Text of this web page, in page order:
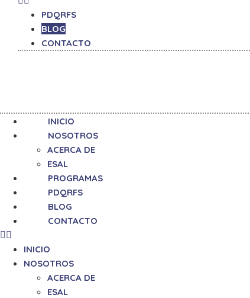
PDQRFS
BLOG
CONTACTO
INICIO
NOSOTROS
ACERCA DE
ESAL
PROGRAMAS
PDQRFS
BLOG
CONTACTO
INICIO
NOSOTROS
ACERCA DE
ESAL